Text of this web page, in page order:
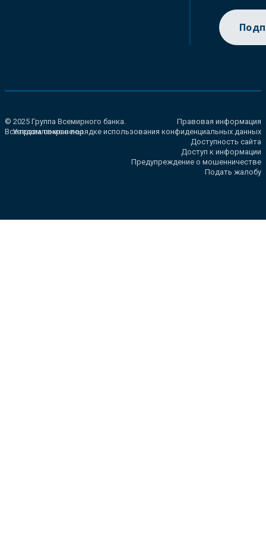
© 2025 Группа Всемирного банка.
Все права сохранены.
Правовая информация
Уведомление о порядке использования конфиденциальных данных
Доступность сайта
Доступ к информации
Предупреждение о мошенничестве
Подать жалобу